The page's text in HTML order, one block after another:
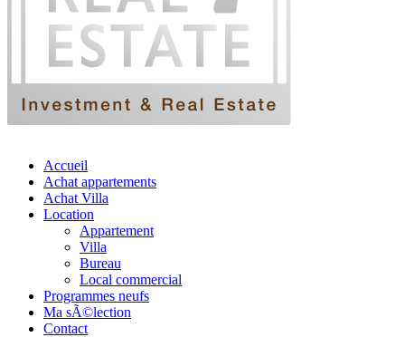
Accueil
Achat appartements
Achat Villa
Location
Appartement
Villa
Bureau
Local commercial
Programmes neufs
Ma sÃ©lection
Contact